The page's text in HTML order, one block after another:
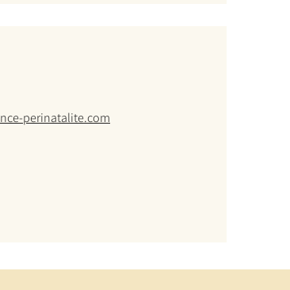
perinatalite.com